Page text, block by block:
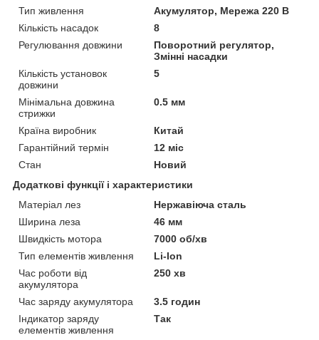
Тип живлення
Акумулятор, Мережа 220 В
Кількість насадок
8
Регулювання довжини
Поворотний регулятор,
Змінні насадки
Кількість установок
довжини
5
Мінімальна довжина
стрижки
0.5 мм
Країна виробник
Китай
Гарантійний термін
12 міс
Стан
Новий
Додаткові функції і характеристики
Матеріал лез
Нержавіюча сталь
Ширина леза
46 мм
Швидкість мотора
7000 об/хв
Тип елементів живлення
Li-Ion
Час роботи від
акумулятора
250 хв
Час заряду акумулятора
3.5 годин
Індикатор заряду
елементів живлення
Так